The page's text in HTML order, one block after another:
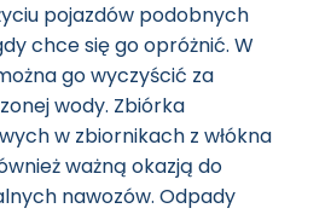
pojazdów podobnych
chce się go opróżnić. W
go wyczyścić za
wody. Zbiórka
w zbiornikach z włókna
ważną okazją do
nawozów. Odpady